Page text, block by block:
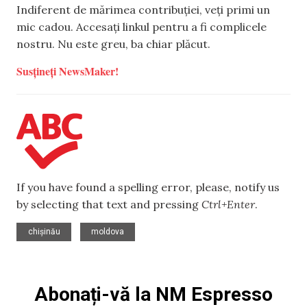
Indiferent de mărimea contribuției, veți primi un
mic cadou. Accesați linkul pentru a fi complicele
nostru. Nu este greu, ba chiar plăcut.
Susțineți NewsMaker!
If you have found a spelling error, please, notify us
by selecting that text and pressing Ctrl+Enter.
chișinău
moldova
Abonați-vă la NM Espresso